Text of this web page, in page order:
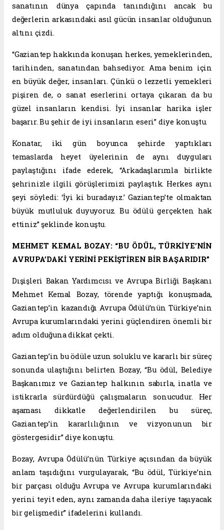
sanatının dünya çapında tanındığını ancak bu
değerlerin arkasındaki asıl gücün insanlar olduğunun
altını çizdi.
“Gaziantep hakkında konuşan herkes, yemeklerinden,
tarihinden, sanatından bahsediyor. Ama benim için
en büyük değer, insanları. Çünkü o lezzetli yemekleri
pişiren de, o sanat eserlerini ortaya çıkaran da bu
güzel insanların kendisi. İyi insanlar harika işler
başarır. Bu şehir de iyi insanların eseri” diye konuştu.
Konatar, iki gün boyunca şehirde yaptıkları
temaslarda heyet üyelerinin de aynı duyguları
paylaştığını ifade ederek, “Arkadaşlarımla birlikte
şehrinizle ilgili görüşlerimizi paylaştık. Herkes aynı
şeyi söyledi: ‘İyi ki buradayız.’ Gaziantep’te olmaktan
büyük mutluluk duyuyoruz. Bu ödülü gerçekten hak
ettiniz” şeklinde konuştu.
MEHMET KEMAL BOZAY: “BU ÖDÜL, TÜRKİYE’NİN
AVRUPA’DAKİ YERİNİ PEKİŞTİREN BİR BAŞARIDIR”
Dışişleri Bakan Yardımcısı ve Avrupa Birliği Başkanı
Mehmet Kemal Bozay, törende yaptığı konuşmada,
Gaziantep’in kazandığı Avrupa Ödülü’nün Türkiye’nin
Avrupa kurumlarındaki yerini güçlendiren önemli bir
adım olduğuna dikkat çekti.
Gaziantep’in bu ödüle uzun soluklu ve kararlı bir süreç
sonunda ulaştığını belirten Bozay, “Bu ödül, Belediye
Başkanımız ve Gaziantep halkının sabırla, inatla ve
istikrarla sürdürdüğü çalışmaların sonucudur. Her
aşaması dikkatle değerlendirilen bu süreç,
Gaziantep’in kararlılığının ve vizyonunun bir
göstergesidir” diye konuştu.
Bozay, Avrupa Ödülü’nün Türkiye açısından da büyük
anlam taşıdığını vurgulayarak, “Bu ödül, Türkiye’nin
bir parçası olduğu Avrupa ve Avrupa kurumlarındaki
yerini teyit eden, aynı zamanda daha ileriye taşıyacak
bir gelişmedir” ifadelerini kullandı.